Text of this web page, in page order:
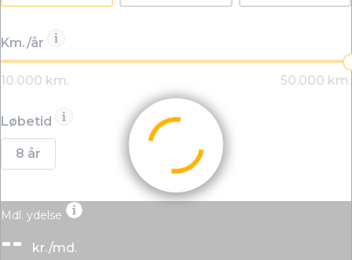
Km./år
Løbetid
8 år
Mdl. ydelse
--
kr./md.